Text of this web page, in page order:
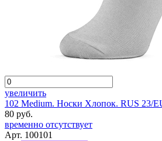
увеличить
102 Medium. Носки Хлопок. RUS 23/
80 руб.
временно отсутствует
Арт. 100101